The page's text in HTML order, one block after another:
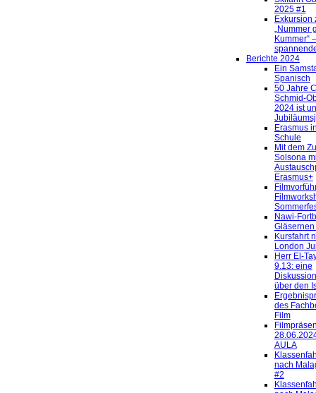
2025 #1
Exkursion
„Nummer
Kummer“
Berichte 2024
Ein
Spanisch
50 Jahre
Schmid-
2024 ist
Erasmus
Schule
Mit dem
Solsona
Erasmus+
Nawi-
Kursfahrt
London
Herr El-
9.13: eine
über den
des
Film
AULA
nach
#2